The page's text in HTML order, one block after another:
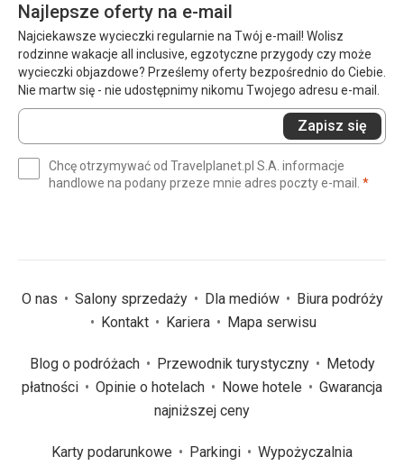
Najlepsze oferty na e-mail
Najciekawsze wycieczki regularnie na Twój e-mail! Wolisz
rodzinne wakacje all inclusive, egzotyczne przygody czy może
wycieczki objazdowe? Prześlemy oferty bezpośrednio do Ciebie.
Nie martw się - nie udostępnimy nikomu Twojego adresu e-mail.
Wprowadź
swój
(wymagane)
Zapisz się
Chcę otrzymywać od Travelplanet.pl S.A. informacje
handlowe na podany przeze mnie adres poczty e-mail. *
O nas Salony sprzedaży Dla mediów
Biura podróży
Kontakt
Kariera Mapa serwisu
Blog o podróżach Przewodnik turystyczny
Metody
płatności
Opinie o hotelach Nowe hotele
Gwarancja
najniższej ceny
Karty podarunkowe Parkingi
Wypożyczalnia